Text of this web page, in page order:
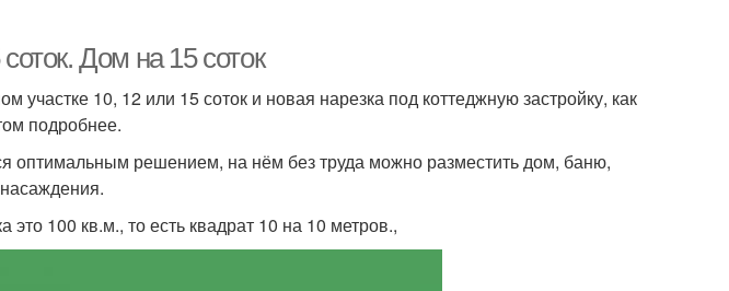
Дом на 15 соток
участке 10, 12 или 15 соток и новая нарезка под коттеджную застройку, как
подробнее.
оптимальным решением, на нём без труда можно разместить дом, баню,
это 100 кв.м., то есть квадрат 10 на 10 метров.,